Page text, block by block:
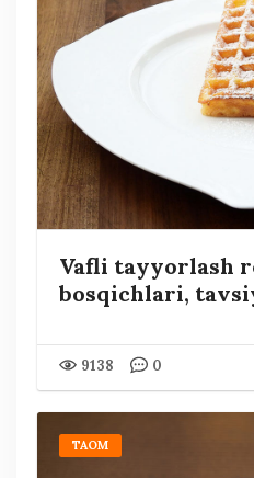
Vafli tayyorlash
bosqichlari,
9138 0
TAOM